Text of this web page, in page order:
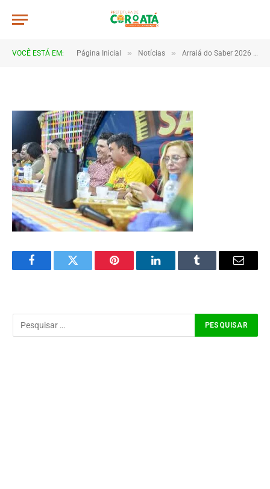
VOCÊ ESTÁ EM: Página Inicial » Notícias » Arraiá do Saber 2026 tem início no Macropolo Pau de Estopa com celebração da cultura e da educação
DSC_5649
FacebookTwitter Pinterest LinkedInTumblr Email